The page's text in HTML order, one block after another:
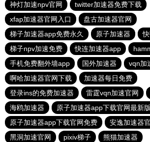
神灯加速npv官网
twitter加速器免费下载
xfap加速器官网入口
盘古加速器官网
梯子加速器app免费永久
原子加速器
梯子npv加速免费
快连加速器app
手机免费翻外墙app
国外加速器
vqn加
啊哈加速器官网下载
加速器每日免费
登录ins的免费加速器
雷霆vqn加速官网
海鸥加速器
原子加速器app下载官网最新版
原子加速器app下载官网免费
安逸加速器
黑洞加速官网
pixiv梯子
熊猫加速器